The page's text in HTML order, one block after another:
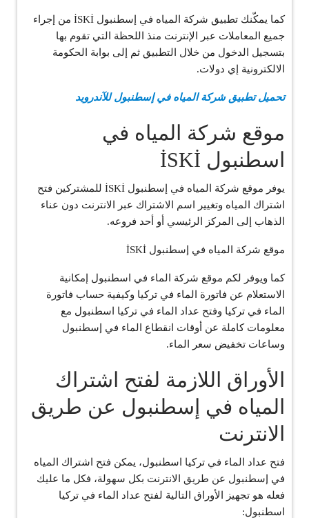
كما يمكّنك تطبيق شركة المياه في إسطنبول İSKİ من إجراء
جميع المعاملات عبر الإنترنت منذ اللحظة التي تقوم بها
بتسجيل الدخول من خلال التطبيق ثم إلى بوابة الحكومة
الالكترونية إي دولات.
تحميل تطبيق شركة المياه في إسطنبول للآندرويد
موقع شركة المياه في
اسطنبول İSKİ
يوفر موقع شركة المياه في إسطنبول İSKİ للمشتركين فتح
اشتراك المياه وتغيير اسم الاشتراك عبر الانترنت دون عناء
الذهاب إلى المركز الرئيسي أو أحد فروعه.
موقع شركة المياه في إسطنبول İSKİ
كما ويوفر لكم موقع شركة الماء في اسطنبول إمكانية
الاستعلام عن فاتورة الماء في تركيا وكيفية حساب فاتورة
الماء في تركيا وفتح عداد الماء في تركيا اسطنبول مع
معلومات كاملة عن أوقات انقطاع الماء في إسطنبول
وساعات تخفيض سعر الماء.
الأوراق اللازمة لفتح اشتراك
المياه في إسطنبول عن طريق
الانترنت
فتح عداد الماء في تركيا اسطنبول، يمكن فتح اشتراك المياه
في إسطنبول عن طريق الانترنت بكل سهولة، فكل ما عليك
فعله هو تجهيز الأوراق التالية لفتح عداد الماء في تركيا
اسطنبول: